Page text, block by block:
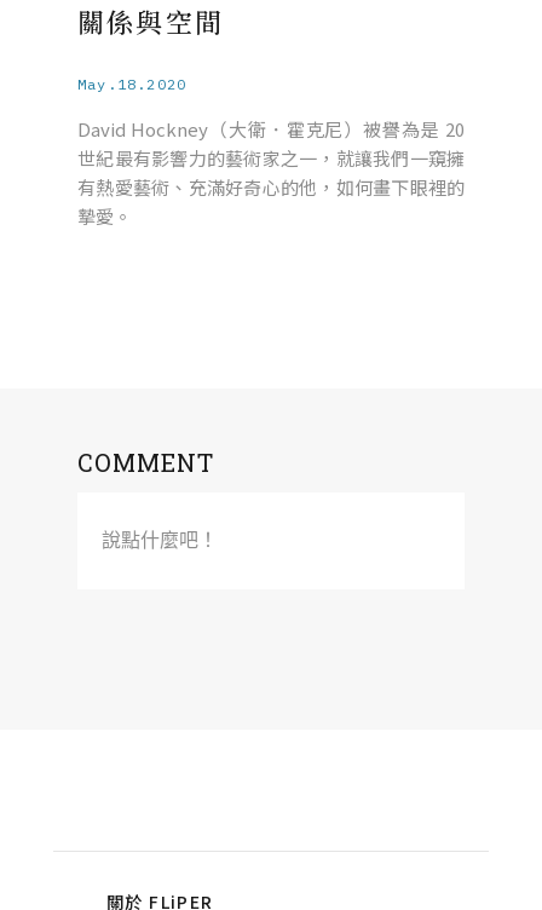
關係與空間
May.18.2020
David Hockney（大衛．霍克尼）被譽為是 20
世紀最有影響力的藝術家之一，就讓我們一窺擁
有熱愛藝術、充滿好奇心的他，如何畫下眼裡的
摯愛。
COMMENT
說點什麼吧！
關於 FLiPER